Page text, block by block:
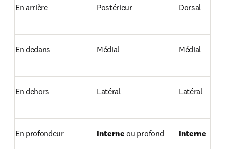
En arrière Postérieur Dorsal
En dedans Médial Médial
En dehors Latéral Latéral
En profondeur Interne ou profond Interne